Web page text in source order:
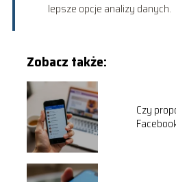
lepsze opcje analizy danych.
Zobacz także:
Czy